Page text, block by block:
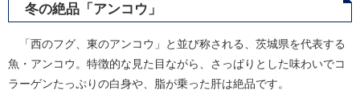
冬の絶品「アンコウ」
「西のフグ、東のアンコウ」と並び称される、茨城県を代表する
魚・アンコウ。特徴的な見た目ながら、さっぱりとした味わいでコ
ラーゲンたっぷりの白身や、脂が乗った肝は絶品です。